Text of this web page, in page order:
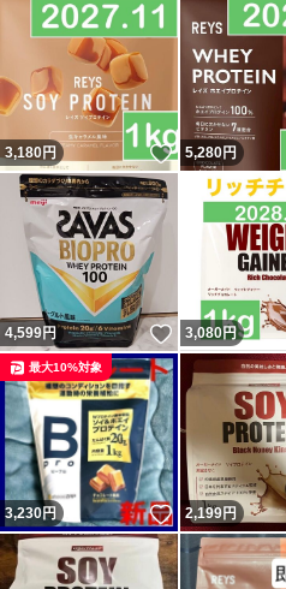
3,180円 いいね！
5,280円
4,599円 いいね！
3,080円
3,230円 いいね！
最大10%対象
2,199円